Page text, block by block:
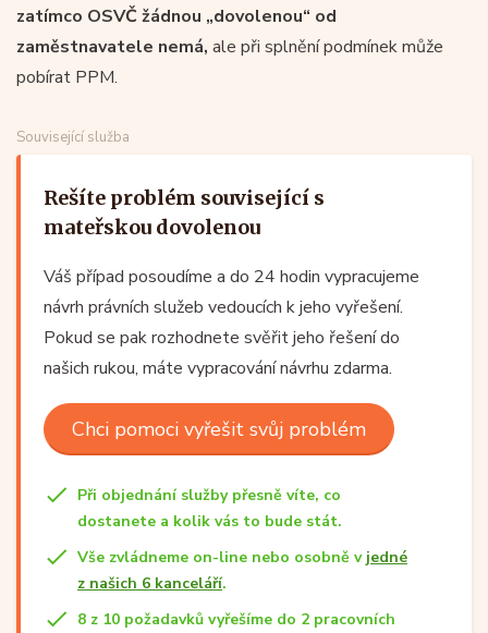
zatímco OSVČ žádnou „dovolenou“ od
zaměstnavatele nemá, ale při splnění podmínek může
pobírat PPM.
Související služba
Rešíte problém související s
mateřskou dovolenou
Váš případ posoudíme a do 24 hodin vypracujeme
návrh právních služeb vedoucích k jeho vyřešení.
Pokud se pak rozhodnete svěřit jeho řešení do
našich rukou, máte vypracování návrhu zdarma.
Chci pomoci vyřešit svůj problém
Při objednání služby přesně víte, co
dostanete a kolik vás to bude stát.
Vše zvládneme on-line nebo osobně v jedné
z našich 6 kanceláří.
8 z 10 požadavků vyřešíme do 2 pracovních